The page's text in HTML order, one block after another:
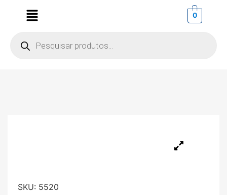
0
SKU: 5520